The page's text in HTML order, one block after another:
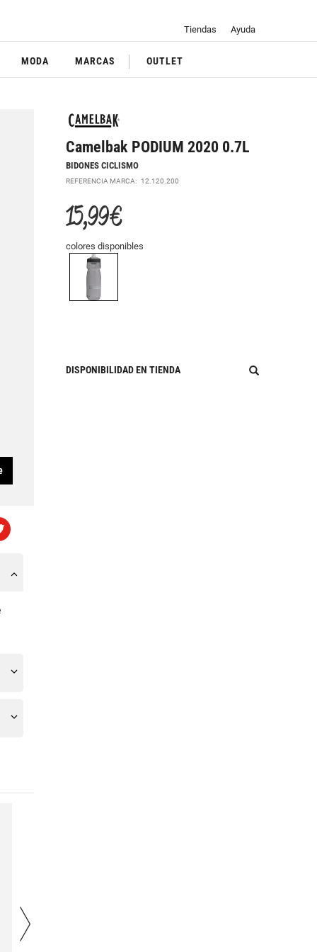
Tiendas Ayuda
MODA MARCAS OUTLET
Camelbak PODIUM 2020 0.7L
BIDONES CICLISMO
REFERENCIA MARCA: 12.120.200
15,99 €
colores disponibles
DISPONIBILIDAD EN TIENDA